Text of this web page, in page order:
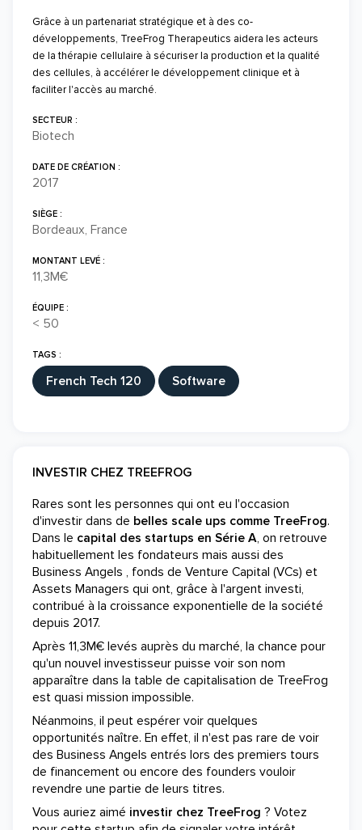
Grâce à un partenariat stratégique et à des co-
développements, TreeFrog Therapeutics aidera les acteurs
de la thérapie cellulaire à sécuriser la production et la qualité
des cellules, à accélérer le développement clinique et à
faciliter l'accès au marché.
SECTEUR :
Biotech
DATE DE CRÉATION :
2017
SIÈGE :
Bordeaux, France
MONTANT LEVÉ :
11,3M€
ÉQUIPE :
< 50
TAGS :
French Tech 120 Software
INVESTIR CHEZ TREEFROG
Rares sont les personnes qui ont eu l'occasion
d'investir dans de belles scale ups comme TreeFrog.
Dans le capital des startups en Série A, on retrouve
habituellement les fondateurs mais aussi des
Business Angels , fonds de Venture Capital (VCs) et
Assets Managers qui ont, grâce à l'argent investi,
contribué à la croissance exponentielle de la société
depuis 2017.
Après 11,3M€ levés auprès du marché, la chance pour
qu'un nouvel investisseur puisse voir son nom
apparaître dans la table de capitalisation de TreeFrog
est quasi mission impossible.
Néanmoins, il peut espérer voir quelques
opportunités naître. En effet, il n'est pas rare de voir
des Business Angels entrés lors des premiers tours
de financement ou encore des founders vouloir
revendre une partie de leurs titres.
Vous auriez aimé investir chez TreeFrog ? Votez